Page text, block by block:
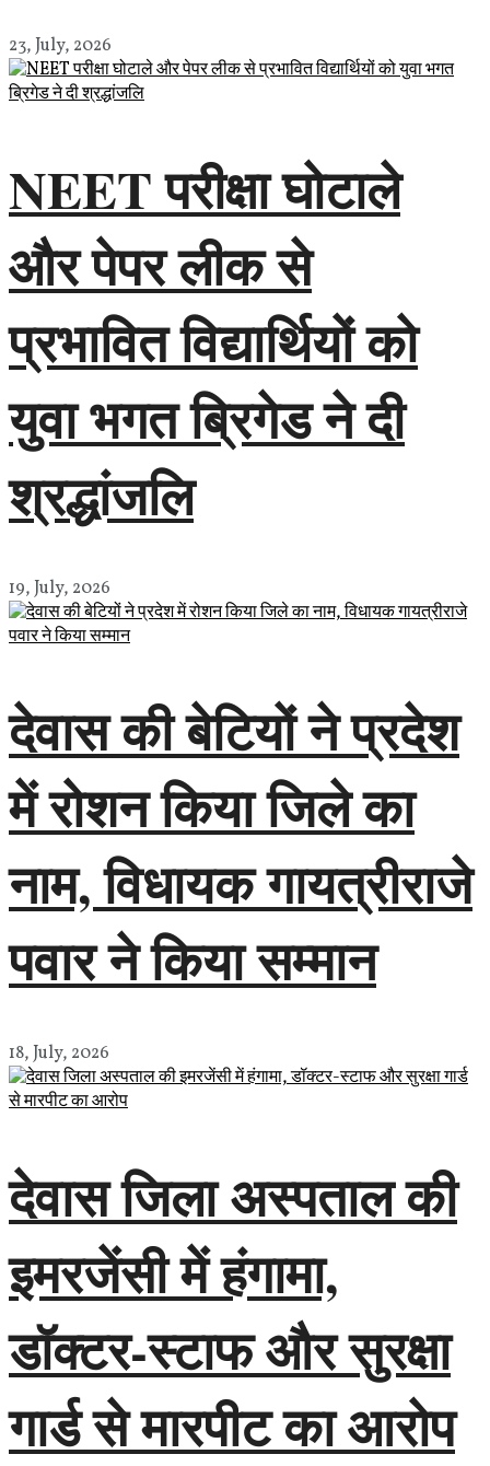
23, July, 2026
NEET परीक्षा घोटाले
और पेपर लीक से
प्रभावित विद्यार्थियों को
युवा भगत ब्रिगेड ने दी
श्रद्धांजलि
19, July, 2026
देवास की बेटियों ने प्रदेश
में रोशन किया जिले का
नाम, विधायक गायत्रीराजे
पवार ने किया सम्मान
18, July, 2026
देवास जिला अस्पताल की
इमरजेंसी में हंगामा,
डॉक्टर-स्टाफ और सुरक्षा
गार्ड से मारपीट का आरोप